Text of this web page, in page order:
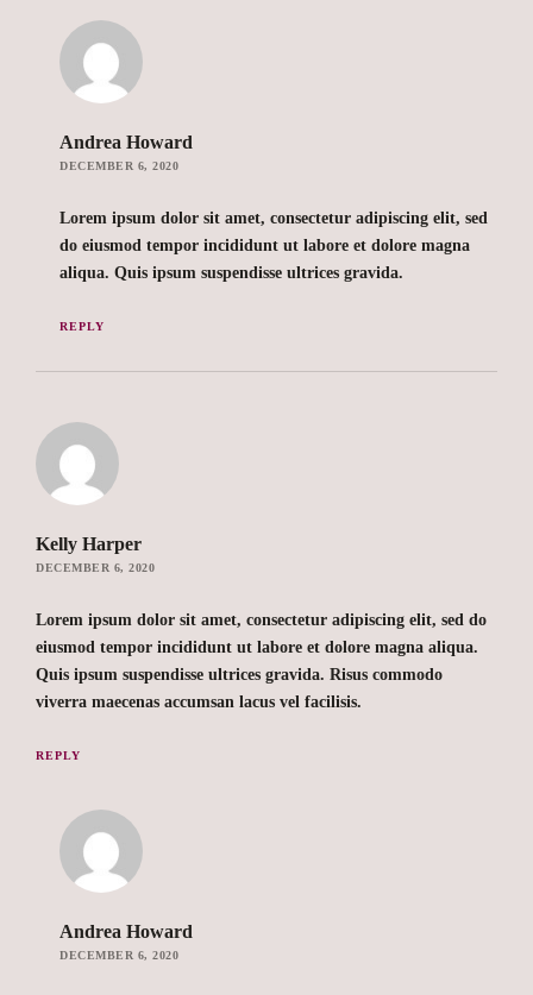
Andrea Howard
DECEMBER 6, 2020
Lorem ipsum dolor sit amet, consectetur adipiscing elit, sed
do eiusmod tempor incididunt ut labore et dolore magna
aliqua. Quis ipsum suspendisse ultrices gravida.
REPLY
Kelly Harper
DECEMBER 6, 2020
Lorem ipsum dolor sit amet, consectetur adipiscing elit, sed do
eiusmod tempor incididunt ut labore et dolore magna aliqua.
Quis ipsum suspendisse ultrices gravida. Risus commodo
viverra maecenas accumsan lacus vel facilisis.
REPLY
Andrea Howard
DECEMBER 6, 2020